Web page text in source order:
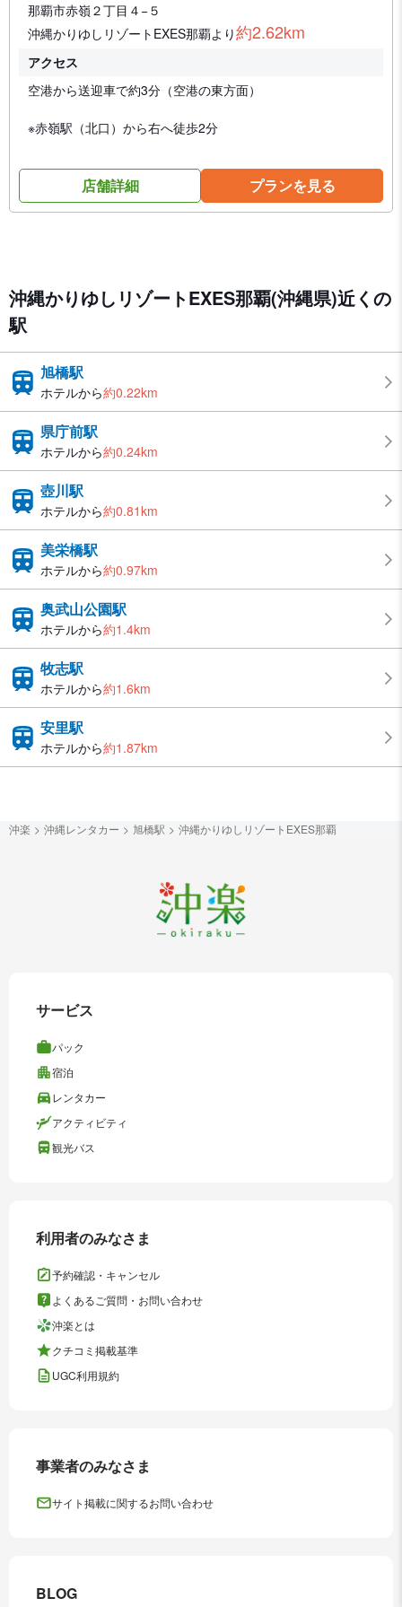
那覇市赤嶺２丁目４−５
沖縄かりゆしリゾートEXES那覇より約2.62km
アクセス
空港から送迎車で約3分（空港の東方面）
※赤嶺駅（北口）から右へ徒歩2分
店舗詳細 プランを見る
沖縄かりゆしリゾートEXES那覇(沖縄県)近くの
駅
旭橋駅
ホテルから約0.22km
県庁前駅
ホテルから約0.24km
壺川駅
ホテルから約0.81km
美栄橋駅
ホテルから約0.97km
奥武山公園駅
ホテルから約1.4km
牧志駅
ホテルから約1.6km
安里駅
ホテルから約1.87km
沖楽 沖縄レンタカー 旭橋駅 沖縄かりゆしリゾートEXES那覇
サービス
パック
宿泊
レンタカー
アクティビティ
観光バス
利用者のみなさま
予約確認・キャンセル
よくあるご質問・お問い合わせ
沖楽とは
クチコミ掲載基準
UGC利用規約
事業者のみなさま
サイト掲載に関するお問い合わせ
BLOG